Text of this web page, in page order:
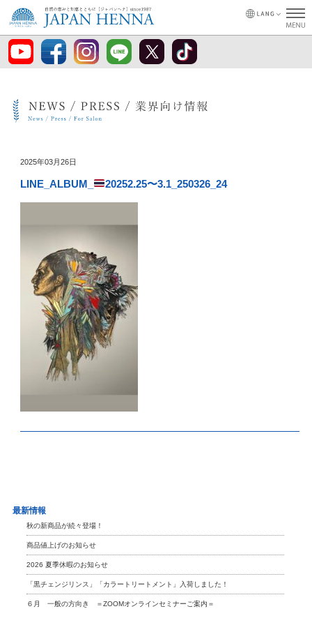
2025年03月26日
LINE_ALBUM_ 20252.25〜3.1_250326_24
最新情報
秋の新商品が続々登場！
商品値上げのお知らせ
2026 夏季休暇のお知らせ
「黒チェンジリンス」「カラートリートメント」入荷しました！
６月 一般の方向き ＝ZOOMオンラインセミナーご案内＝